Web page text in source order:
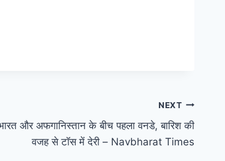
NEXT
और अफगानिस्तान के बीच पहला वनडे, बारिश की
वजह से टॉस में देरी – Navbharat Times